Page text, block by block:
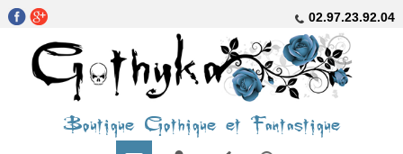
02.97.23.92.04
Boutique Gothique et Fantastique